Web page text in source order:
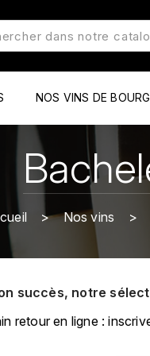
NOS VINS DE
Nos vins
succès, notre
retour en ligne :